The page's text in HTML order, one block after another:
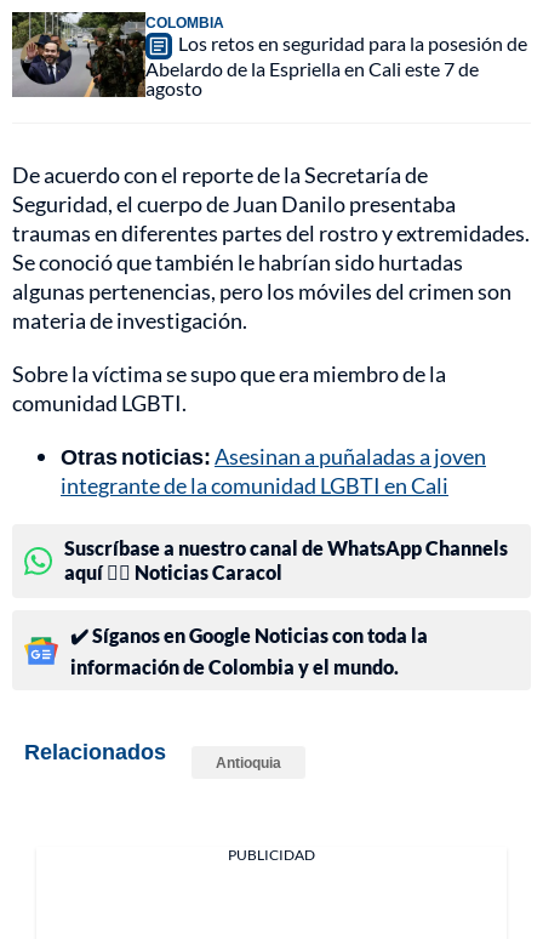
COLOMBIA
Los retos en seguridad para la posesión de
Abelardo de la Espriella en Cali este 7 de
agosto
De acuerdo con el reporte de la Secretaría de
Seguridad, el cuerpo de Juan Danilo presentaba
traumas en diferentes partes del rostro y extremidades.
Se conoció que también le habrían sido hurtadas
algunas pertenencias, pero los móviles del crimen son
materia de investigación.
Sobre la víctima se supo que era miembro de la
comunidad LGBTI.
Otras noticias:Asesinan a puñaladas a joven
integrante de la comunidad LGBTI en Cali
Suscríbase a nuestro canal de WhatsApp Channels
aquí 👉🏻 Noticias Caracol
✔️ Síganos en Google Noticias con toda la
información de Colombia y el mundo.
Relacionados Antioquia
PUBLICIDAD